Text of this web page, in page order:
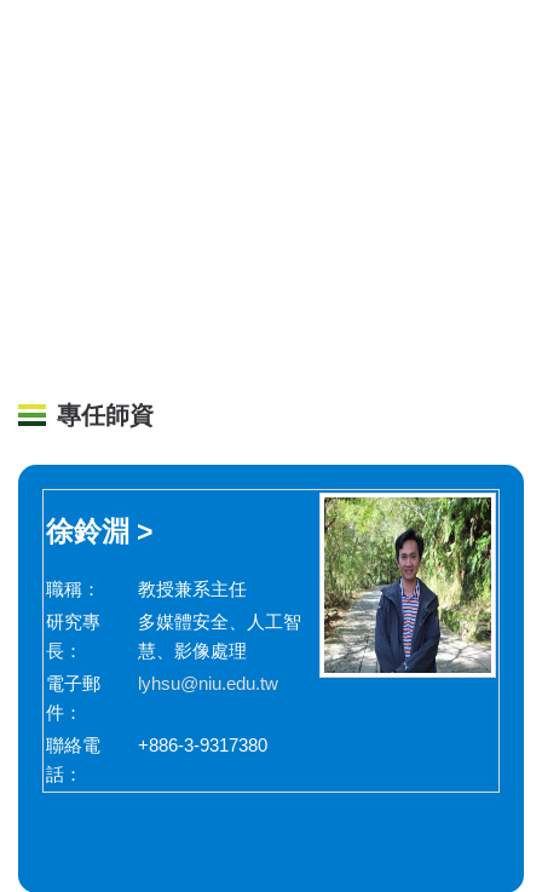
專任師資
徐鈴淵 >
職稱：
教授兼系主任
研究專
長：
多媒體安全、人工智
慧、影像處理
電子郵
件：
lyhsu@niu.edu.tw
聯絡電
話：
+886-3-9317380